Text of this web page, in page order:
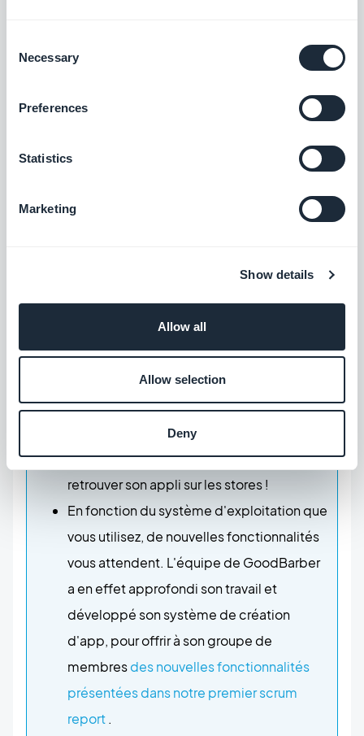
Selection
Necessary
Preferences
Statistics
Marketing
Show details
Allow all
Allow selection
Deny
En fonction de vos besoins, vous pouvez
restreindre l'accès à votre app
mobile à quelques membres spécifiques.
Si vous souhaitez que votre système ne
soit disponible que sur l'appareil d'un petit
technologies et méthodes pour les
besoins des clients. Après des études en
informatique, Luigi a décidé de
développer sa propre application mobile.
L'objectif de son travail était simple :
développer de nouvelles façons de
travailler et conquérir un nouveau marché.
En fonction de vos besoins, vous pouvez
retrouver son appli sur les stores !
En fonction du système d'exploitation que
vous utilisez, de nouvelles fonctionnalités
vous attendent. L'équipe de GoodBarber
a en effet approfondi son travail et
développé son système de création
d'app, pour offrir à son groupe de
membresdes nouvelles fonctionnalités
présentées dans notre premier scrum
report.